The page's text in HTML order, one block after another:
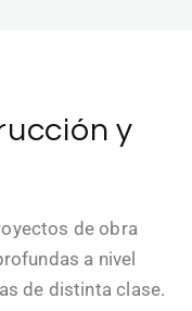
y
de obra
a nivel
de distinta clase.